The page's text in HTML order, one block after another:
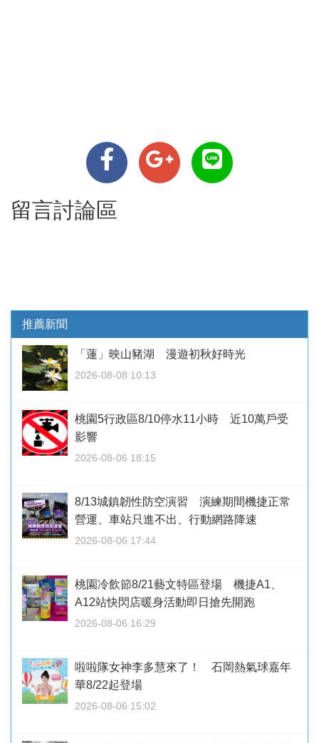
留言討論區
推薦新聞
「蓮」映山豬湖 漫遊初秋好時光
2026-08-08 10:13
桃園5行政區8/10停水11小時 近10萬戶受
影響
2026-08-06 18:15
8/13城鎮韌性防空演習 演練期間機捷正常
營運、車站只進不出、行動網路降速
2026-08-06 17:44
桃園冷飲節8/21藝文特區登場 機捷A1、
A12站快閃店暖身活動即日搶先開跑
2026-08-06 16:29
啦啦隊女神李多慧來了！ 石岡熱氣球嘉年
華8/22起登場
2026-08-06 15:02